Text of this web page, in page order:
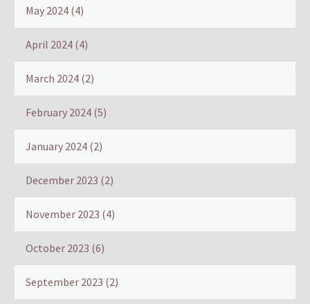
May 2024 (4)
April 2024 (4)
March 2024 (2)
February 2024 (5)
January 2024 (2)
December 2023 (2)
November 2023 (4)
October 2023 (6)
September 2023 (2)